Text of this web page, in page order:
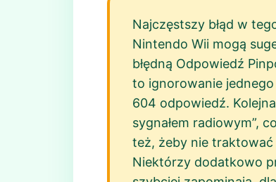
Najczęstszy błąd w
Nintendo Wii mogą
błędną Odpowiedź
to ignorowanie
604 odpowiedź.
sygnałem radiowym”,
też, żeby nie traktować
Niektórzy dodatkowo